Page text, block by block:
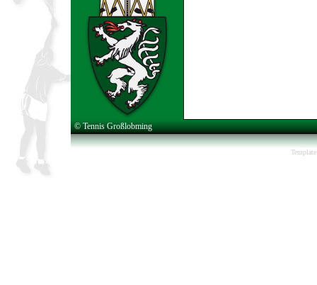
© Tennis Großlobming